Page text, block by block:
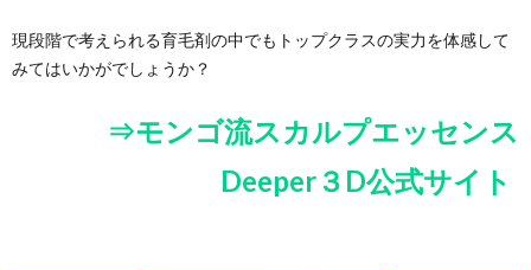
現段階で考えられる育毛剤の中でもトップクラスの実力を体感して
みてはいかがでしょうか？
⇒モンゴ流スカルプエッセンス
Deeper３D公式サイト